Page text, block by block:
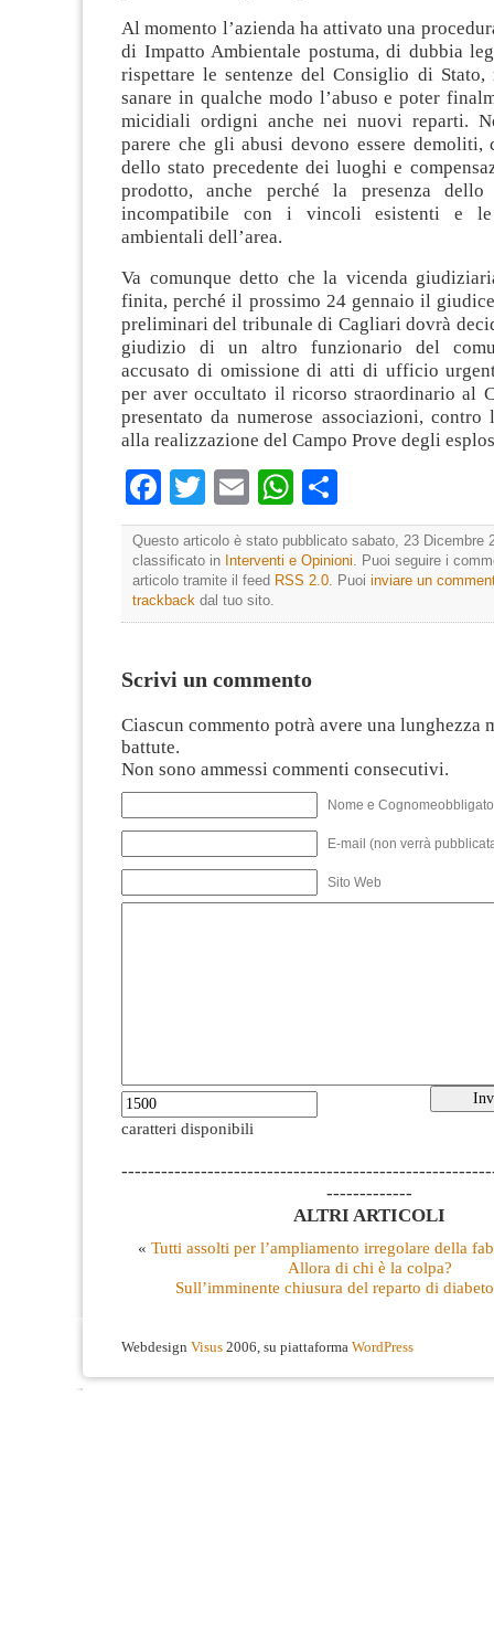
Al momento l’azienda ha attivato una
di Impatto Ambientale postuma, di dubbia
rispettare le sentenze del Consiglio di
sanare in qualche modo l’abuso e poter
micidiali ordigni anche nei nuovi reparti.
parere che gli abusi devono essere
dello stato precedente dei luoghi e
prodotto, anche perché la presenza dello
incompatibile con i vincoli esistenti e le
ambientali dell’area.
Va comunque detto che la vicenda
finita, perché il prossimo 24 gennaio il
preliminari del tribunale di Cagliari dovrà
giudizio di un altro funzionario del
accusato di omissione di atti di ufficio
per aver occultato il ricorso straordinario al
presentato da numerose associazioni, contro
alla realizzazione del Campo Prove degli
Facebook
TwitterEmailWhatsApp
Questo articolo è stato pubblicato sabato, 23 Dicembre
classificato in Interventi e Opinioni . Puoi seguire i
articolo tramite il feed RSS 2.0 . Puoi inviare un
trackback dal tuo sito.
Scrivi un commento
Ciascun commento potrà avere una lunghezza
battute.
Non sono ammessi commenti consecutivi.
Nome e
E-mail (non verrà
Sito Web
caratteri disponibili
-------------
ALTRI ARTICOLI
« Tutti assolti per l’ampliamento irregolare della
Allora di chi è la colpa?
Sull’imminente chiusura del reparto di
Webdesign Visus 2006, su piattaforma WordPress